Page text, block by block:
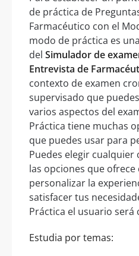
de práctica de
Farmacéutico con el
modo de práctica es
del Simulador de
Entrevista de
contexto de examen
supervisado que
varios aspectos del
Práctica tiene muchas
que puedes usar para
Puedes elegir
las opciones que
personalizar la
satisfacer tus
Práctica el usuario será
Estudia por temas: